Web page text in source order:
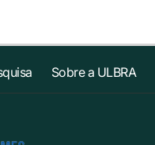
Sobre a ULBRA